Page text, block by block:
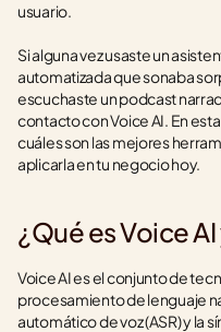
usuario.
Si alguna vez usaste un
automatizada que sonaba
escuchaste un podcast
contacto con Voice AI. En
cuáles son las mejores
aplicarla en tu negocio hoy.
¿Qué es Voice
Voice AI es el conjunto de
procesamiento de lenguaje
automático de voz (ASR) y la